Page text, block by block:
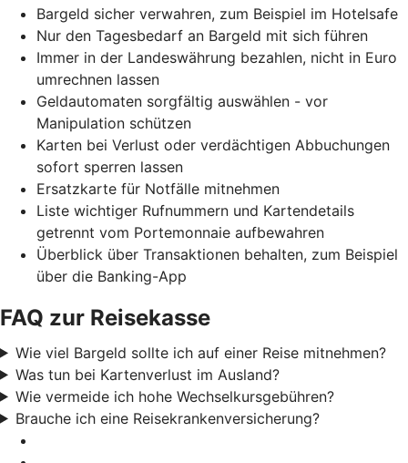
Bargeld sicher verwahren, zum Beispiel im Hotelsafe
Nur den Tagesbedarf an Bargeld mit sich führen
Immer in der Landeswährung bezahlen, nicht in Euro
umrechnen lassen
Geldautomaten sorgfältig auswählen - vor
Manipulation schützen
Karten bei Verlust oder verdächtigen Abbuchungen
sofort sperren lassen
Ersatzkarte für Notfälle mitnehmen
Liste wichtiger Rufnummern und Kartendetails
getrennt vom Portemonnaie aufbewahren
Überblick über Transaktionen behalten, zum Beispiel
über die Banking-App
FAQ zur Reisekasse
Wie viel Bargeld sollte ich auf einer Reise mitnehmen?
Was tun bei Kartenverlust im Ausland?
Wie vermeide ich hohe Wechselkursgebühren?
Brauche ich eine Reisekrankenversicherung?